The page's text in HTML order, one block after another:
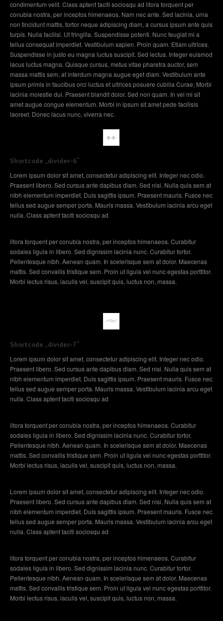
condimentum velit. Class aptent taciti sociosqu ad litora torquent per
conubia nostra, per inceptos himenaeos. Nam nec ante. Sed lacinia, urna
non tincidunt mattis, tortor neque adipiscing diam, a cursus ipsum ante quis
turpis. Nulla facilisi. Ut fringilla. Suspendisse potenti. Nunc feugiat mi a
tellus consequat imperdiet. Vestibulum sapien. Proin quam. Etiam ultrices.
Suspendisse in justo eu magna luctus suscipit. Sed lectus. Integer euismod
lacus luctus magna. Quisque cursus, metus vitae pharetra auctor, sem
massa mattis sem, at interdum magna augue eget diam. Vestibulum ante
ipsum primis in faucibus orci luctus et ultrices posuere cubilia Curae; Morbi
lacinia molestie dui. Praesent blandit dolor. Sed non quam. In vel mi sit
amet augue congue elementum. Morbi in ipsum sit amet pede facilisis
laoreet. Donec lacus nunc, viverra nec.
Shortcode „divider-6“
Lorem ipsum dolor sit amet, consectetur adipiscing elit. Integer nec odio.
Praesent libero. Sed cursus ante dapibus diam. Sed nisi. Nulla quis sem at
nibh elementum imperdiet. Duis sagittis ipsum. Praesent mauris. Fusce nec
tellus sed augue semper porta. Mauris massa. Vestibulum lacinia arcu eget
nulla. Class aptent taciti sociosqu ad
litora torquent per conubia nostra, per inceptos himenaeos. Curabitur
sodales ligula in libero. Sed dignissim lacinia nunc. Curabitur tortor.
Pellentesque nibh. Aenean quam. In scelerisque sem at dolor. Maecenas
mattis. Sed convallis tristique sem. Proin ut ligula vel nunc egestas porttitor.
Morbi lectus risus, iaculis vel, suscipit quis, luctus non, massa.
Shortcode „divider-7“
Lorem ipsum dolor sit amet, consectetur adipiscing elit. Integer nec odio.
Praesent libero. Sed cursus ante dapibus diam. Sed nisi. Nulla quis sem at
nibh elementum imperdiet. Duis sagittis ipsum. Praesent mauris. Fusce nec
tellus sed augue semper porta. Mauris massa. Vestibulum lacinia arcu eget
nulla. Class aptent taciti sociosqu ad
litora torquent per conubia nostra, per inceptos himenaeos. Curabitur
sodales ligula in libero. Sed dignissim lacinia nunc. Curabitur tortor.
Pellentesque nibh. Aenean quam. In scelerisque sem at dolor. Maecenas
mattis. Sed convallis tristique sem. Proin ut ligula vel nunc egestas porttitor.
Morbi lectus risus, iaculis vel, suscipit quis, luctus non, massa.
Lorem ipsum dolor sit amet, consectetur adipiscing elit. Integer nec odio.
Praesent libero. Sed cursus ante dapibus diam. Sed nisi. Nulla quis sem at
nibh elementum imperdiet. Duis sagittis ipsum. Praesent mauris. Fusce nec
tellus sed augue semper porta. Mauris massa. Vestibulum lacinia arcu eget
nulla. Class aptent taciti sociosqu ad
litora torquent per conubia nostra, per inceptos himenaeos. Curabitur
sodales ligula in libero. Sed dignissim lacinia nunc. Curabitur tortor.
Pellentesque nibh. Aenean quam. In scelerisque sem at dolor. Maecenas
mattis. Sed convallis tristique sem. Proin ut ligula vel nunc egestas porttitor.
Morbi lectus risus, iaculis vel, suscipit quis, luctus non, massa.